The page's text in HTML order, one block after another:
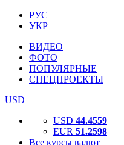
РУС
УКР
ВИДЕО
ФОТО
ПОПУЛЯРНЫЕ
СПЕЦПРОЕКТЫ
USD
USD 44.4559
EUR 51.2598
Все курсы валют